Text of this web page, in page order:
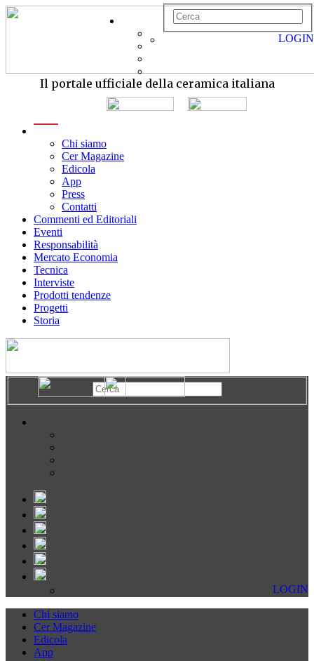
Il portale ufficiale della ceramica italiana
Chi siamo
Cer Magazine
Edicola
App
Press
Contatti
Commenti ed Editoriali
Eventi
Responsabilità
Mercato Economia
Tecnica
Interviste
Prodotti tendenze
Progetti
Storia
LOGIN
LOGIN
Chi siamo
Cer Magazine
Edicola
App